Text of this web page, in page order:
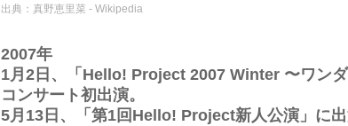
出典： 真野恵里菜 - Wikipedia
2007年
1月2日、「Hello! Project 2007 Winter 〜ワン
コンサート初出演。
5月13日、「第1回Hello! Project新人公演」に出